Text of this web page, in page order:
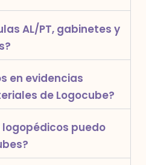
AL/PT, gabinetes y
en evidencias
de Logocube?
logopédicos puedo